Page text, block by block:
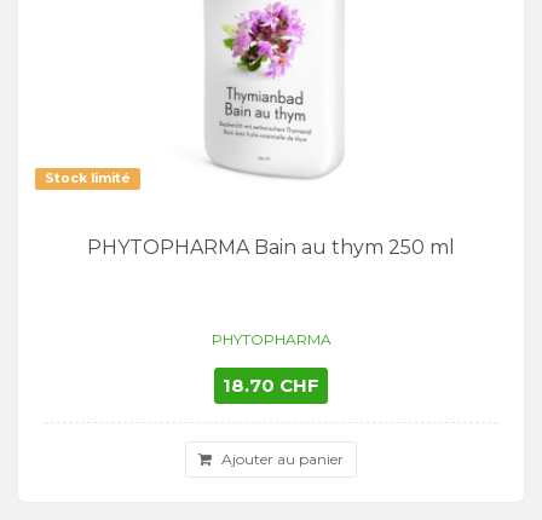
Stock limité
PHYTOPHARMA Bain au thym 250 ml
PHYTOPHARMA
18.70 CHF
Ajouter au panier